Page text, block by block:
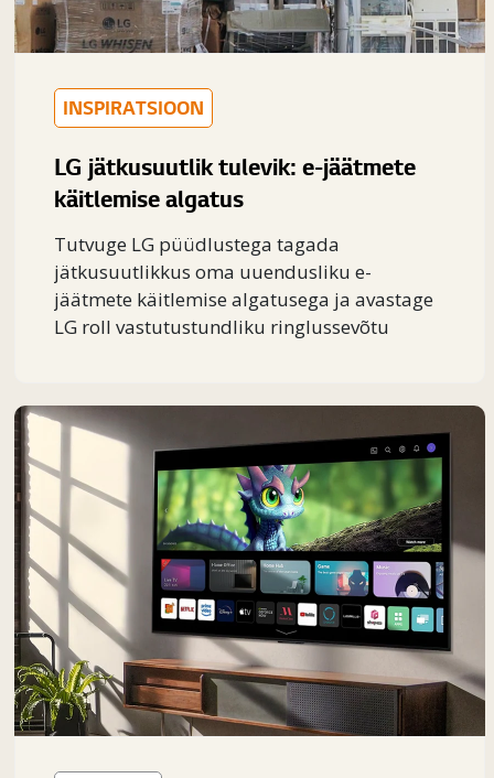
INSPIRATSIOON
LG jätkusuutlik tulevik: e-jäätmete
käitlemise algatus
Tutvuge LG püüdlustega tagada
jätkusuutlikkus oma uuendusliku e-
jäätmete käitlemise algatusega ja avastage
LG roll vastutustundliku ringlussevõtu